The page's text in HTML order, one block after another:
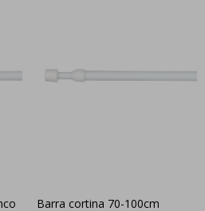
Barra cortina 70-100cm